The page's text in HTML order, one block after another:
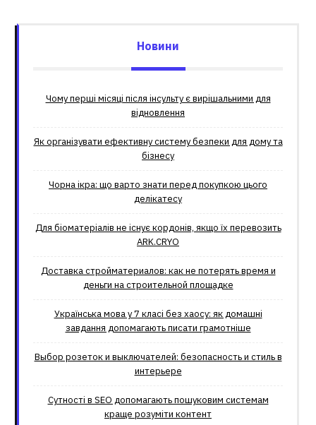
Новини
Чому перші місяці після інсульту є вирішальними для
відновлення
Як організувати ефективну систему безпеки для дому та
бізнесу
Чорна ікра: що варто знати перед покупкою цього
делікатесу
Для біоматеріалів не існує кордонів, якщо їх перевозить
ARK.CRYO
Доставка стройматериалов: как не потерять время и
деньги на строительной площадке
Українська мова у 7 класі без хаосу: як домашні
завдання допомагають писати грамотніше
Выбор розеток и выключателей: безопасность и стиль в
интерьере
Сутності в SEO допомагають пошуковим системам
краще розуміти контент